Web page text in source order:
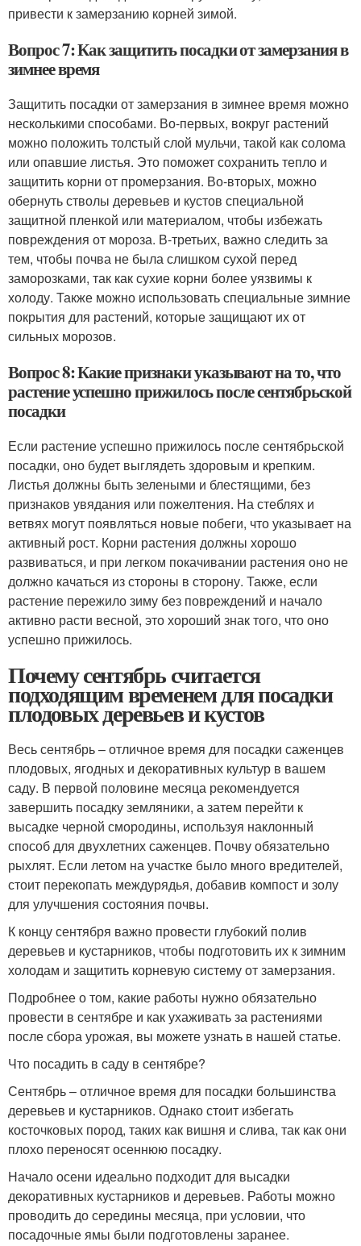
привести к замерзанию корней зимой.
Вопрос 7: Как защитить посадки от замерзания в
зимнее время
Защитить посадки от замерзания в зимнее время можно
несколькими способами. Во-первых, вокруг растений
можно положить толстый слой мульчи, такой как солома
или опавшие листья. Это поможет сохранить тепло и
защитить корни от промерзания. Во-вторых, можно
обернуть стволы деревьев и кустов специальной
защитной пленкой или материалом, чтобы избежать
повреждения от мороза. В-третьих, важно следить за
тем, чтобы почва не была слишком сухой перед
заморозками, так как сухие корни более уязвимы к
холоду. Также можно использовать специальные зимние
покрытия для растений, которые защищают их от
сильных морозов.
Вопрос 8: Какие признаки указывают на то, что
растение успешно прижилось после сентябрьской
посадки
Если растение успешно прижилось после сентябрьской
посадки, оно будет выглядеть здоровым и крепким.
Листья должны быть зелеными и блестящими, без
признаков увядания или пожелтения. На стеблях и
ветвях могут появляться новые побеги, что указывает на
активный рост. Корни растения должны хорошо
развиваться, и при легком покачивании растения оно не
должно качаться из стороны в сторону. Также, если
растение пережило зиму без повреждений и начало
активно расти весной, это хороший знак того, что оно
успешно прижилось.
Почему сентябрь считается
подходящим временем для посадки
плодовых деревьев и кустов
Весь сентябрь – отличное время для посадки саженцев
плодовых, ягодных и декоративных культур в вашем
саду. В первой половине месяца рекомендуется
завершить посадку земляники, а затем перейти к
высадке черной смородины, используя наклонный
способ для двухлетних саженцев. Почву обязательно
рыхлят. Если летом на участке было много вредителей,
стоит перекопать междурядья, добавив компост и золу
для улучшения состояния почвы.
К концу сентября важно провести глубокий полив
деревьев и кустарников, чтобы подготовить их к зимним
холодам и защитить корневую систему от замерзания.
Подробнее о том, какие работы нужно обязательно
провести в сентябре и как ухаживать за растениями
после сбора урожая, вы можете узнать в нашей статье.
Что посадить в саду в сентябре?
Сентябрь – отличное время для посадки большинства
деревьев и кустарников. Однако стоит избегать
косточковых пород, таких как вишня и слива, так как они
плохо переносят осеннюю посадку.
Начало осени идеально подходит для высадки
декоративных кустарников и деревьев. Работы можно
проводить до середины месяца, при условии, что
посадочные ямы были подготовлены заранее.